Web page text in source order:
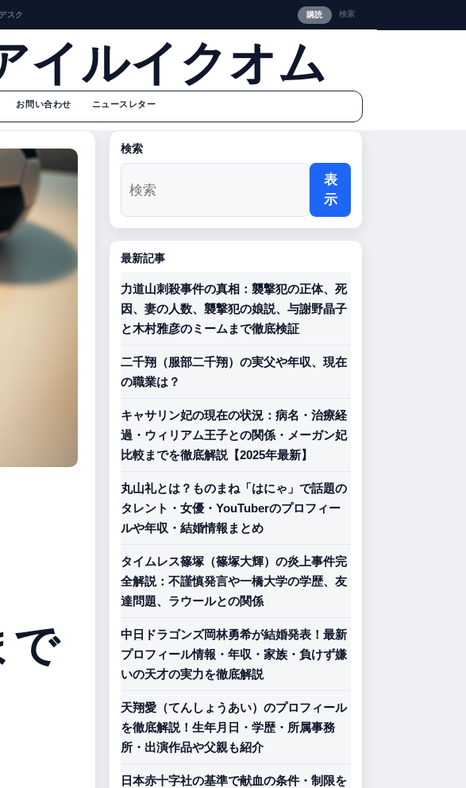
スク 購読 検索
イルイクオム
お問い合わせ ニュースレター
で
検索
表
示
最新記事
力道山刺殺事件の真相：襲撃犯の正体、死
因、妻の人数、襲撃犯の娘説、与謝野晶子
と木村雅彦のミームまで徹底検証
二千翔（服部二千翔）の実父や年収、現在
の職業は？
キャサリン妃の現在の状況：病名・治療経
過・ウィリアム王子との関係・メーガン妃
比較までを徹底解説【2025年最新】
丸山礼とは？ものまね「はにゃ」で話題の
タレント・女優・YouTuberのプロフィー
ルや年収・結婚情報まとめ
タイムレス篠塚（篠塚大輝）の炎上事件完
全解説：不謹慎発言や一橋大学の学歴、友
達問題、ラウールとの関係
中日ドラゴンズ岡林勇希が結婚発表！最新
プロフィール情報・年収・家族・負けず嫌
いの天才の実力を徹底解説
天翔愛（てんしょうあい）のプロフィール
を徹底解説！生年月日・学歴・所属事務
所・出演作品や父親も紹介
日本赤十字社の基準で献血の条件・制限を